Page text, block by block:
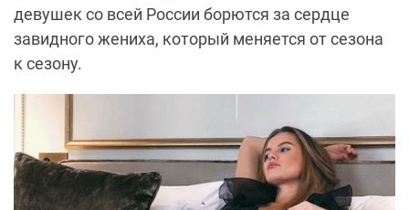
девушек со всей России борются за сердце
завидного жениха, который меняется от сезона
к сезону.